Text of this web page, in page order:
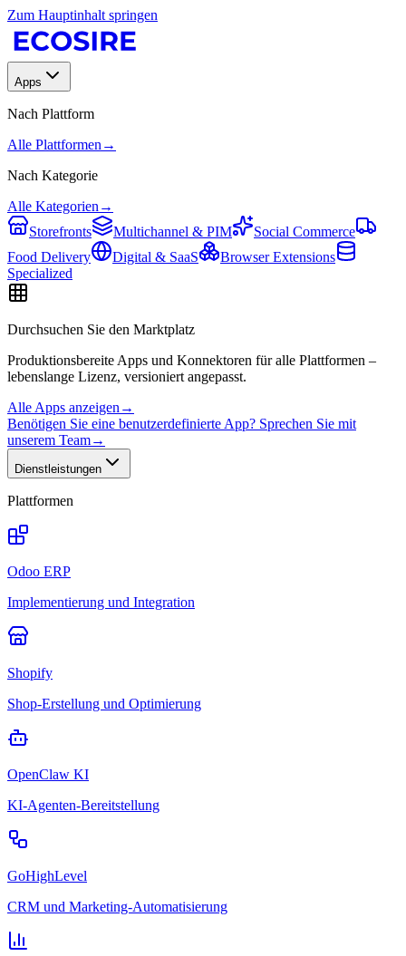
Zum Hauptinhalt springen
Apps
Nach Plattform
Alle Plattformen →
Nach Kategorie
Alle Kategorien →
Storefronts
Multichannel & PIM
Social Commerce
Food Delivery
Digital & SaaS
Browser Extensions
Specialized
Durchsuchen Sie den Marktplatz
Produktionsbereite Apps und Konnektoren für alle Plattformen –
lebenslange Lizenz, versioniert angepasst.
Alle Apps anzeigen →
Benötigen Sie eine benutzerdefinierte App? Sprechen Sie mit
unserem Team→
Dienstleistungen
Plattformen
Odoo ERP
Implementierung und Integration
Shopify
Shop-Erstellung und Optimierung
OpenClaw KI
KI-Agenten-Bereitstellung
GoHighLevel
CRM und Marketing-Automatisierung